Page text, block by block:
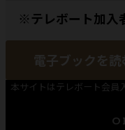
※テレボート加入
電子ブックを読
本サイトはテレボート会員